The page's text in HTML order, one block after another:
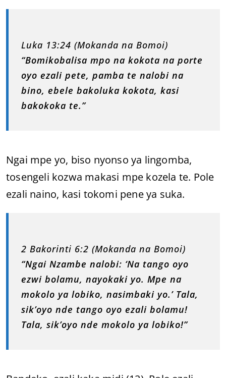
Luka 13:24 (Mokanda na Bomoi)
“Bomikobalisa mpo na kokota na porte
oyo ezali pete, pamba te nalobi na
bino, ebele bakoluka kokota, kasi
bakokoka te.”
Ngai mpe yo, biso nyonso ya lingomba,
tosengeli kozwa makasi mpe kozela te. Pole
ezali naino, kasi tokomi pene ya suka.
2 Bakorinti 6:2 (Mokanda na Bomoi)
“Ngai Nzambe nalobi: ‘Na tango oyo
ezwi bolamu, nayokaki yo. Mpe na
mokolo ya lobiko, nasimbaki yo.’ Tala,
sik’oyo nde tango oyo ezali bolamu!
Tala, sik’oyo nde mokolo ya lobiko!”